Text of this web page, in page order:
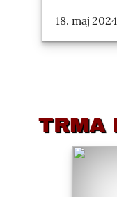
18. maj 2024
TRMA